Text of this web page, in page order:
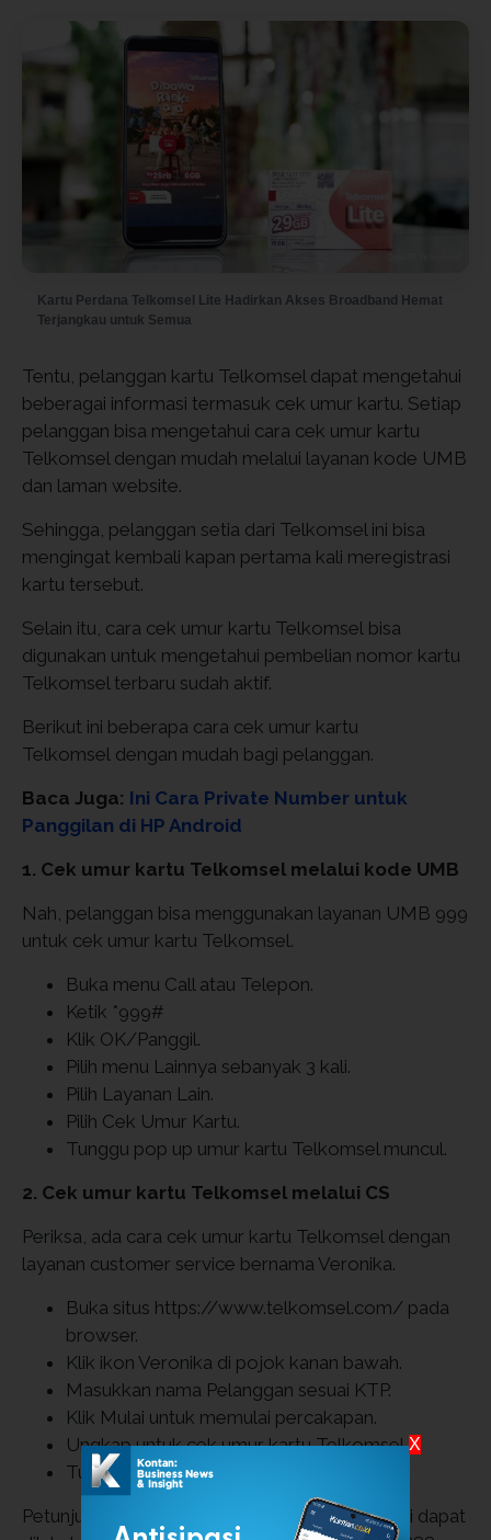
Kartu Perdana Telkomsel Lite Hadirkan Akses Broadband Hemat
Terjangkau untuk Semua
Tentu, pelanggan kartu Telkomsel dapat mengetahui
beberagai informasi termasuk cek umur kartu. Setiap
pelanggan bisa mengetahui cara cek umur kartu
Telkomsel dengan mudah melalui layanan kode UMB
dan laman website.
Sehingga, pelanggan setia dari Telkomsel ini bisa
mengingat kembali kapan pertama kali meregistrasi
kartu tersebut.
Selain itu, cara cek umur kartu Telkomsel bisa
digunakan untuk mengetahui pembelian nomor kartu
Telkomsel terbaru sudah aktif.
Berikut ini beberapa cara cek umur kartu
Telkomsel dengan mudah bagi pelanggan.
Baca Juga: Ini Cara Private Number untuk
Panggilan di HP Android
1. Cek umur kartu Telkomsel melalui kode UMB
Nah, pelanggan bisa menggunakan layanan UMB 999
untuk cek umur kartu Telkomsel.
Buka menu Call atau Telepon.
Ketik *999#
Klik OK/Panggil.
Pilih menu Lainnya sebanyak 3 kali.
Pilih Layanan Lain.
Pilih Cek Umur Kartu.
Tunggu pop up umur kartu Telkomsel muncul.
2. Cek umur kartu Telkomsel melalui CS
Periksa, ada cara cek umur kartu Telkomsel dengan
layanan customer service bernama Veronika.
Buka situs https://www.telkomsel.com/ pada
browser.
Klik ikon Veronika di pojok kanan bawah.
Masukkan nama Pelanggan sesuai KTP.
Klik Mulai untuk memulai percakapan.
Ungkap untuk cek umur kartu Telkomsel.
Tunggu balasan dari CS.
Petunjuk cek masa aktif kartu Telkomsel terkini dapat
X